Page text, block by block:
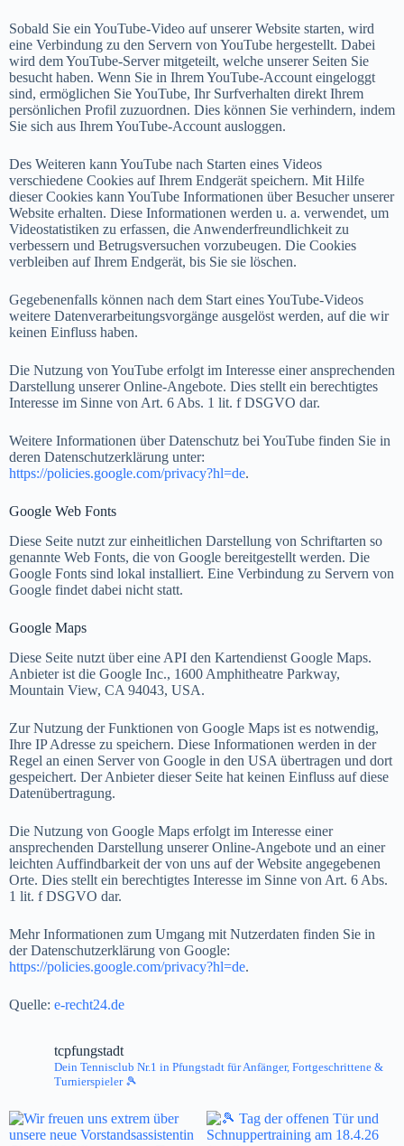
Sobald Sie ein YouTube-Video auf unserer Website starten, wird
eine Verbindung zu den Servern von YouTube hergestellt. Dabei
wird dem YouTube-Server mitgeteilt, welche unserer Seiten Sie
besucht haben. Wenn Sie in Ihrem YouTube-Account eingeloggt
sind, ermöglichen Sie YouTube, Ihr Surfverhalten direkt Ihrem
persönlichen Profil zuzuordnen. Dies können Sie verhindern, indem
Sie sich aus Ihrem YouTube-Account ausloggen.
Des Weiteren kann YouTube nach Starten eines Videos
verschiedene Cookies auf Ihrem Endgerät speichern. Mit Hilfe
dieser Cookies kann YouTube Informationen über Besucher unserer
Website erhalten. Diese Informationen werden u. a. verwendet, um
Videostatistiken zu erfassen, die Anwenderfreundlichkeit zu
verbessern und Betrugsversuchen vorzubeugen. Die Cookies
verbleiben auf Ihrem Endgerät, bis Sie sie löschen.
Gegebenenfalls können nach dem Start eines YouTube-Videos
weitere Datenverarbeitungsvorgänge ausgelöst werden, auf die wir
keinen Einfluss haben.
Die Nutzung von YouTube erfolgt im Interesse einer ansprechenden
Darstellung unserer Online-Angebote. Dies stellt ein berechtigtes
Interesse im Sinne von Art. 6 Abs. 1 lit. f DSGVO dar.
Weitere Informationen über Datenschutz bei YouTube finden Sie in
deren Datenschutzerklärung unter:
https://policies.google.com/privacy?hl=de.
Google Web Fonts
Diese Seite nutzt zur einheitlichen Darstellung von Schriftarten so
genannte Web Fonts, die von Google bereitgestellt werden. Die
Google Fonts sind lokal installiert. Eine Verbindung zu Servern von
Google findet dabei nicht statt.
Google Maps
Diese Seite nutzt über eine API den Kartendienst Google Maps.
Anbieter ist die Google Inc., 1600 Amphitheatre Parkway,
Mountain View, CA 94043, USA.
Zur Nutzung der Funktionen von Google Maps ist es notwendig,
Ihre IP Adresse zu speichern. Diese Informationen werden in der
Regel an einen Server von Google in den USA übertragen und dort
gespeichert. Der Anbieter dieser Seite hat keinen Einfluss auf diese
Datenübertragung.
Die Nutzung von Google Maps erfolgt im Interesse einer
ansprechenden Darstellung unserer Online-Angebote und an einer
leichten Auffindbarkeit der von uns auf der Website angegebenen
Orte. Dies stellt ein berechtigtes Interesse im Sinne von Art. 6 Abs.
1 lit. f DSGVO dar.
Mehr Informationen zum Umgang mit Nutzerdaten finden Sie in
der Datenschutzerklärung von Google:
https://policies.google.com/privacy?hl=de.
Quelle: e-recht24.de
tcpfungstadt
Dein Tennisclub Nr.1 in Pfungstadt für Anfänger, Fortgeschrittene &
Turnierspieler 🎾